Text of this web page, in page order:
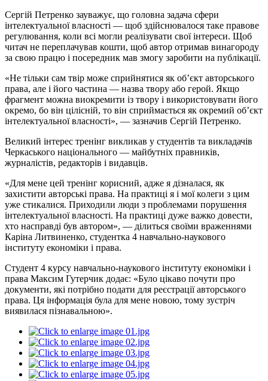
Сергій Петренко зауважує, що головна задача сфери
інтелектуальної власності — щоб здійснювалося таке правове
регулювання, коли всі могли реалізувати свої інтереси. Щоб
читач не переплачував кошти, щоб автор отримав винагороду
за свою працю і посередник мав змогу заробити на публікації.
«Не тільки сам твір може сприйнятися як об’єкт авторського
права, але і його частина — назва твору або герой. Якщо
фрагмент можна виокремити із твору і використовувати його
окремо, бо він цілісній, то він сприймається як окремий об’єкт
інтелектуальної власності», — зазначив Сергій Петренко.
Великий інтерес тренінг викликав у студентів та викладачів
Черкаського національного — майбутніх правників,
журналістів, редакторів і видавців.
«Для мене цей тренінг корисний, адже я дізналася, як
захистити авторські права. На практиці я і мої колеги з цим
уже стикалися. Приходили люди з проблемами порушення
інтелектуальної власності. На практиці дуже важко довести,
хто насправді був автором», — ділиться своїми враженнями
Каріна Литвиненко, студентка 4 навчально-наукового
інституту економіки і права.
Студент 4 курсу навчально-наукового інституту економіки і
права Максим Гутерчик додає: «Було цікаво почути про
документи, які потрібно подати для реєстрації авторського
права. Ця інформація була для мене новою, тому зустріч
виявилася пізнавальною».